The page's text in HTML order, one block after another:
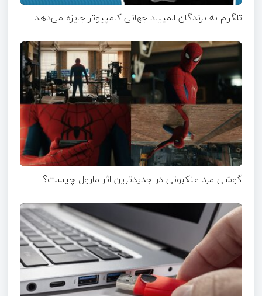
تلگرام به برندگان المپیاد جهانی کامپیوتر جایزه می‌دهد
گوشی مرد عنکبوتی در جدیدترین اثر مارول چیست؟